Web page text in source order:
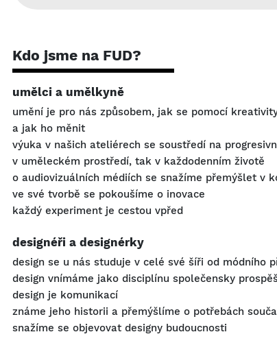
Kdo jsme na FUD?
umělci a umělkyně
umění je pro nás způsobem, jak se pomocí
a jak ho měnit
výuka v našich ateliérech se soustředí na
v uměleckém prostředí, tak v každodenním životě
o audiovizuálních médiích se snažíme přemýšlet v
ve své tvorbě se pokoušíme o inovace
každý experiment je cestou vpřed
designéři a designérky
design se u nás studuje v celé své šíři od módního
design vnímáme jako disciplínu společensky
design je komunikací
známe jeho historii a přemýšlíme o potřebách
snažíme se objevovat designy budoucnosti